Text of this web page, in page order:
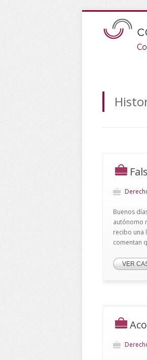
Buenos
autónomo
recibo una
comentan
VER